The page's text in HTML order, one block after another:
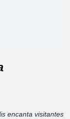
encanta visitantes